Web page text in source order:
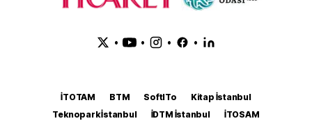
• • • •
İTOTAM BTM SoftITo
Kitap İstanbul
Teknopark İstanbul
İDTM İstanbul
İTOSAM